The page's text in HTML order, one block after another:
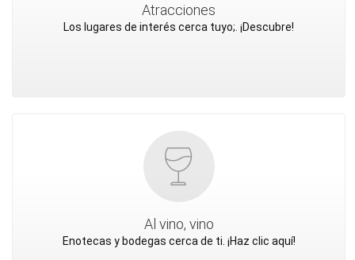
Atracciones
Los lugares de interés cerca tuyo;. ¡Descubre!
Al vino, vino
Enotecas y bodegas cerca de ti. ¡Haz clic aquí!